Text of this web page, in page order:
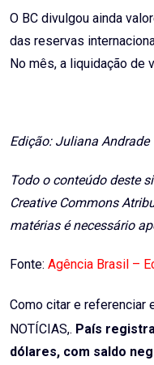
O BC divulgou ainda
das reservas
No mês, a liquidação de
Edição: Juliana Andrade
Todo o conteúdo deste
Creative Commons
matérias é necessário
Fonte: Agência Brasil –
Como citar e referenciar
NOTÍCIAS,. País
dólares, com saldo